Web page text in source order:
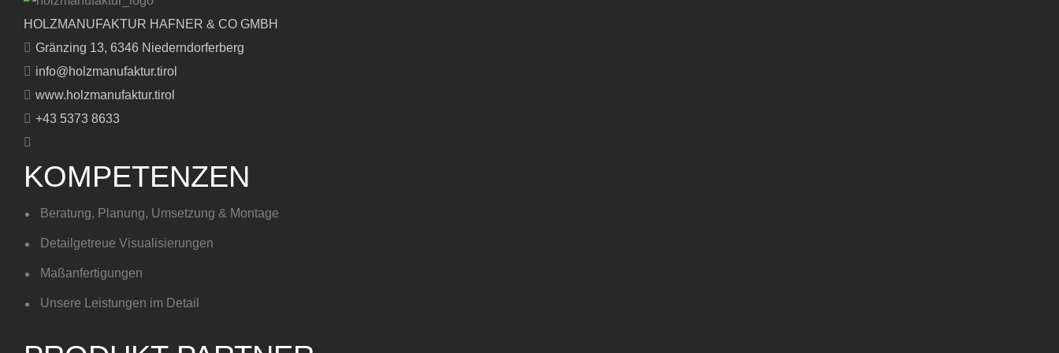
HOLZMANUFAKTUR HAFNER & CO GMBH
Gränzing 13, 6346 Niederndorferberg
info@holzmanufaktur.tirol
www.holzmanufaktur.tirol
+43 5373 8633
KOMPETENZEN
Beratung, Planung, Umsetzung & Montage
Detailgetreue Visualisierungen
Maßanfertigungen
Unsere Leistungen im Detail